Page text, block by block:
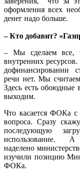
оформления всех
денег надо больше.
– Кто добавит?
– Мы сделаем все,
внутренних
дофинансировании
речи нет. Мы
Здесь есть обоюдные
выходим.
Что касается ФОКа с
вопроса. Сразу
последующую
использование. А
наделено
изучили позицию
ФОКа.